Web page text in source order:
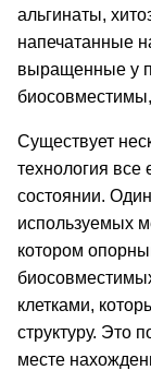
альгинаты,
напечатанные
выращенные у
Существует
технология все
состоянии.
используемых
котором
клетками,
структуру. Это
месте